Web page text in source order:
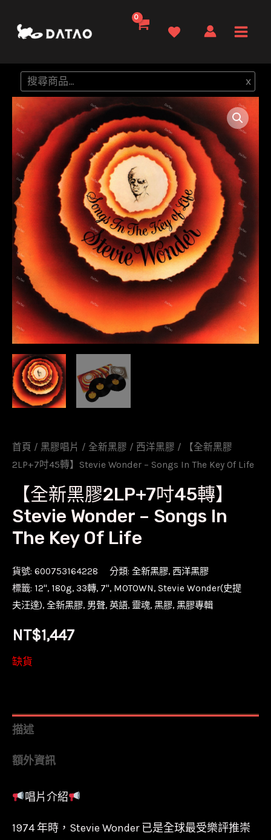
要
Menu
搜
尋
x
首頁 / 黑膠唱片 / 全新黑膠 / 西洋黑膠 / 【全新黑膠
2LP+7吋45轉】Stevie Wonder – Songs In The Key Of Life
【全新黑膠2LP+7吋45轉】
Stevie Wonder – Songs In
The Key Of Life
貨號: 600753164228 分類: 全新黑膠, 西洋黑膠
標籤: 12'', 180g, 33轉, 7'', MOTOWN, Stevie Wonder(史提
夫汪達), 全新黑膠, 男聲, 英語, 靈魂, 黑膠, 黑膠專輯
NT$1,447
缺貨
描述
額外資訊
唱片介紹
1974 年時，Stevie Wonder 已是全球最受樂評推崇